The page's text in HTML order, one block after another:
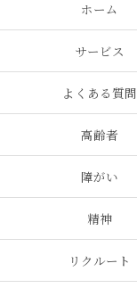
ホーム
サービス
よくある質問
高齢者
障がい
精神
リクルート